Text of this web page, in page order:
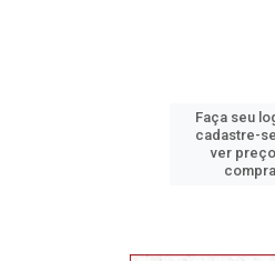
Faça seu
cadastre-
ver